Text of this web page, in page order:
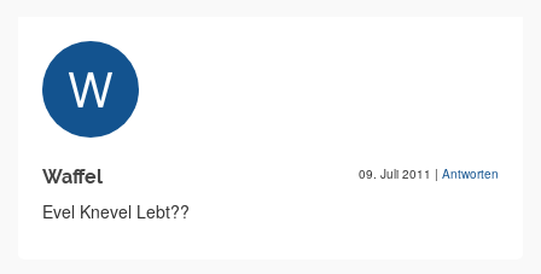
Waffel 09. Juli 2011 | Antworten
Evel Knevel Lebt??